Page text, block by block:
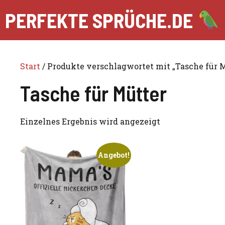
Inhalt
springen
PERFEKTE SPRÜCHE.DE
Start / Produkte verschlagwortet mit „Tasche für
Tasche für Mütter
Einzelnes Ergebnis wird angezeigt
Angebot!